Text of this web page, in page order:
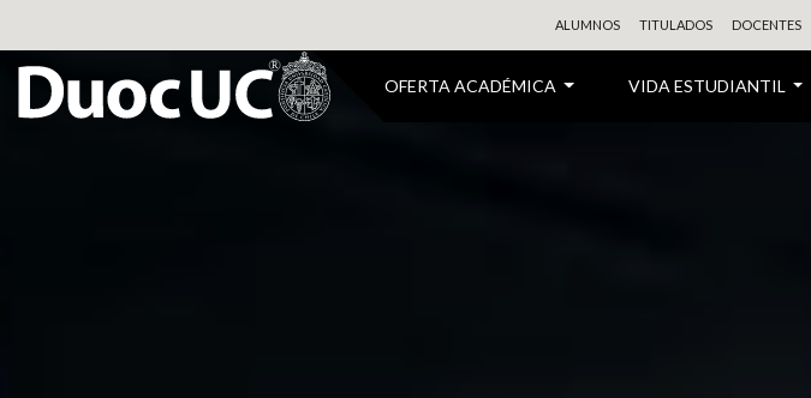
OFERTA ACADÉMICA VIDA ESTUDIANTIL
ALUMNOS TITULADOS DOCENTES